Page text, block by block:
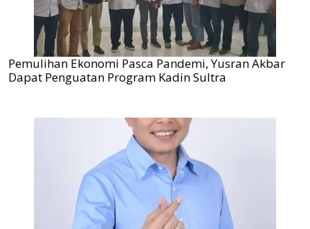
Pemulihan Ekonomi Pasca Pandemi, Yusran Akbar
Dapat Penguatan Program Kadin Sultra